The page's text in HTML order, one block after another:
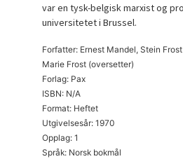
var en tysk-belgisk marxist og
universitetet i Brussel.
Forfatter: Ernest Mandel, Stein
Marie Frost (oversetter)
Forlag: Pax
ISBN: N/A
Format: Heftet
Utgivelsesår: 1970
Opplag: 1
Språk: Norsk bokmål